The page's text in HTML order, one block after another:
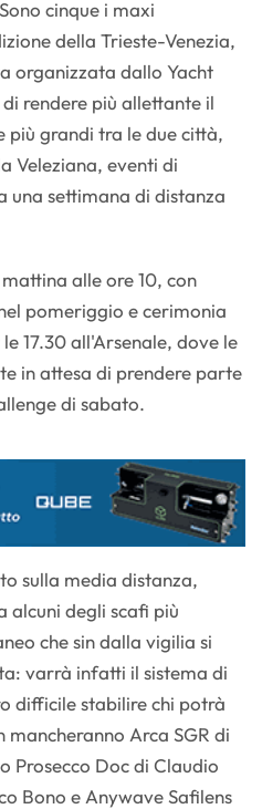
cinque i maxi
della Trieste-Venezia,
organizzata dallo Yacht
rendere più allettante il
grandi tra le due città,
Veleziana, eventi di
una settimana di distanza
alle ore 10, con
pomeriggio e cerimonia
17.30 all'Arsenale, dove le
in attesa di prendere parte
di sabato.
sulla media distanza,
alcuni degli scafi più
che sin dalla vigilia si
varrà infatti il sistema di
difficile stabilire chi potrà
Arca SGR di
Prosecco Doc di Claudio
Bono e Anywave Safilens